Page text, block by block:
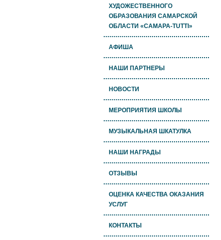
ХУДОЖЕСТВЕННОГО
ОБРАЗОВАНИЯ САМАРСКОЙ
ОБЛАСТИ «САМАРА-TUTTI»
АФИША
НАШИ ПАРТНЕРЫ
НОВОСТИ
МЕРОПРИЯТИЯ ШКОЛЫ
МУЗЫКАЛЬНАЯ ШКАТУЛКА
НАШИ НАГРАДЫ
ОТЗЫВЫ
ОЦЕНКА КАЧЕСТВА ОКАЗАНИЯ
УСЛУГ
КОНТАКТЫ